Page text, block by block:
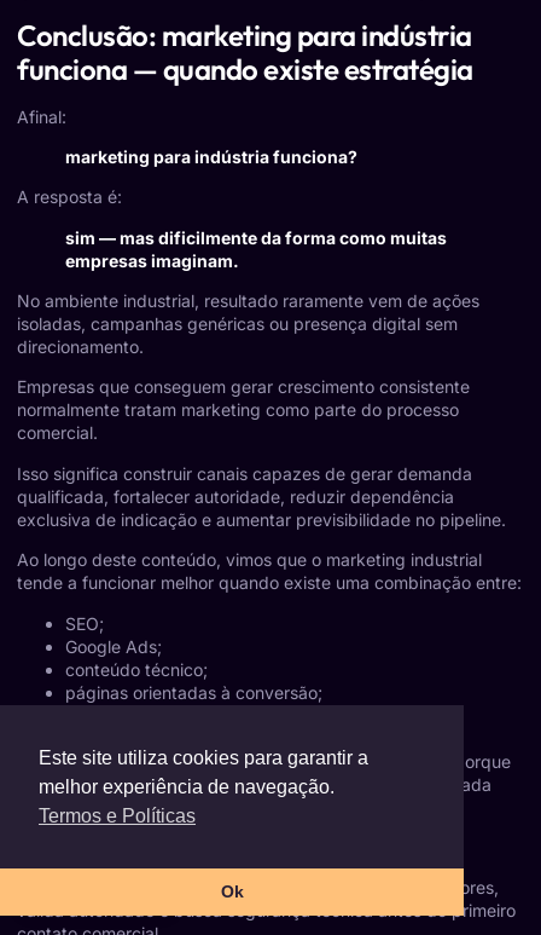
Conclusão: marketing para indústria
funciona — quando existe estratégia
Afinal:
marketing para indústria funciona?
A resposta é:
sim — mas dificilmente da forma como muitas
empresas imaginam.
No ambiente industrial, resultado raramente vem de ações
isoladas, campanhas genéricas ou presença digital sem
direcionamento.
Empresas que conseguem gerar crescimento consistente
normalmente tratam marketing como parte do processo
comercial.
Isso significa construir canais capazes de gerar demanda
qualificada, fortalecer autoridade, reduzir dependência
exclusiva de indicação e aumentar previsibilidade no pipeline.
Ao longo deste conteúdo, vimos que o marketing industrial
tende a funcionar melhor quando existe uma combinação entre:
SEO;
Google Ads;
conteúdo técnico;
páginas orientadas à conversão;
Também vimos que muitas frustrações acontecem não porque
marketing “não funciona”, mas porque a estratégia aplicada
não estava alinhada à realidade industrial.
Hoje, ele pesquisa antes de comprar, compara fornecedores,
valida autoridade e busca segurança técnica antes do primeiro
Este site utiliza cookies para garantir a
melhor experiência de navegação.
Termos e Políticas
Ok